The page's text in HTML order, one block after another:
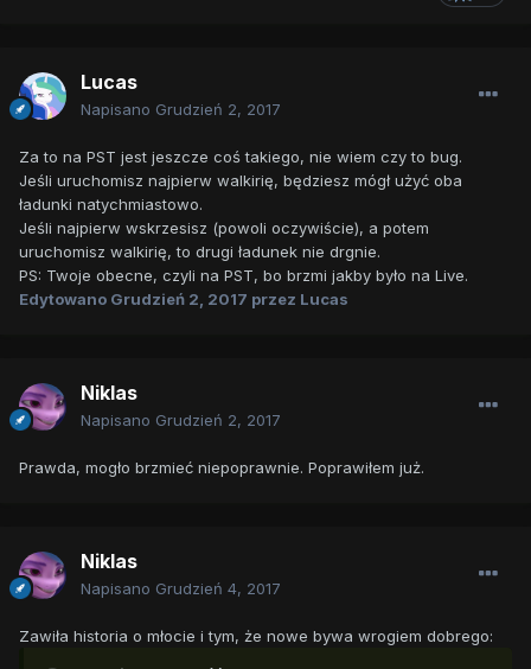
Lucas
Napisano Grudzień 2, 2017
Za to na PST jest jeszcze coś takiego, nie wiem czy to bug.
Jeśli uruchomisz najpierw walkirię, będziesz mógł użyć oba
ładunki natychmiastowo.
Jeśli najpierw wskrzesisz (powoli oczywiście), a potem
uruchomisz walkirię, to drugi ładunek nie drgnie.
PS: Twoje obecne, czyli na PST, bo brzmi jakby było na Live.
Edytowano Grudzień 2, 2017 przez Lucas
Niklas
Napisano Grudzień 2, 2017
Prawda, mogło brzmieć niepoprawnie. Poprawiłem już.
Niklas
Napisano Grudzień 4, 2017
Zawiła historia o młocie i tym, że nowe bywa wrogiem dobrego: